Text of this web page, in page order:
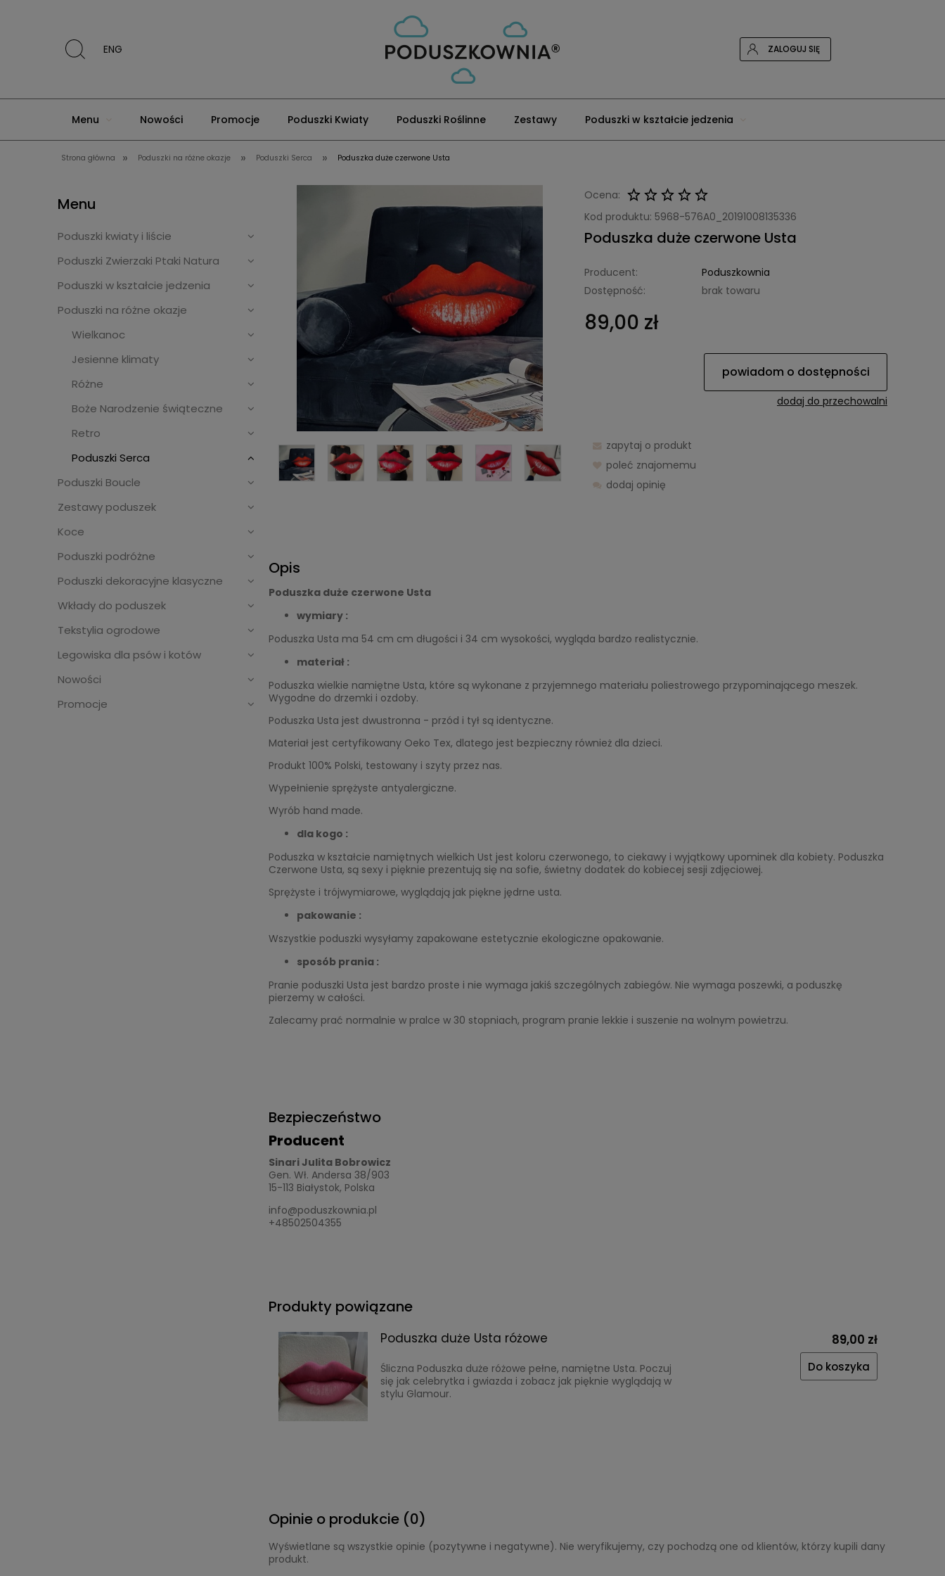
ENG ZALOGUJ SIĘ
Menu Nowości Promocje Poduszki Kwiaty Poduszki Roślinne Zestawy Poduszki w kształcie jedzenia
Poduszki dekoracyjne klasyczne O nas
Strona główna » Poduszki na różne okazje » Poduszki Serca » Poduszka duże czerwone Usta
Menu
Poduszki kwiaty i liście
Poduszki Zwierzaki Ptaki Natura
Poduszki w kształcie jedzenia
Poduszki na różne okazje
Wielkanoc
Jesienne klimaty
Różne
Boże Narodzenie świąteczne
Retro
Poduszki Serca
Poduszki Boucle
Zestawy poduszek
Koce
Poduszki podróżne
Poduszki dekoracyjne klasyczne
Wkłady do poduszek
Tekstylia ogrodowe
Legowiska dla psów i kotów
Nowości
Promocje
Ocena:
Kod produktu: 5968-576A0_20191008135336
Poduszka duże czerwone Usta
Producent:
Poduszkownia
Dostępność:
brak towaru
89,00 zł
powiadom o dostępności
dodaj do przechowalni
zapytaj o produkt
poleć znajomemu
dodaj opinię
Opis
Poduszka duże czerwone Usta
wymiary :
Poduszka Usta ma 54 cm cm długości i 34 cm wysokości, wygląda bardzo realistycznie.
materiał :
Poduszka wielkie namiętne Usta, które są wykonane z przyjemnego materiału poliestrowego przypominającego meszek.
Wygodne do drzemki i ozdoby.
Poduszka Usta jest dwustronna - przód i tył są identyczne.
Materiał jest certyfikowany Oeko Tex, dlatego jest bezpieczny również dla dzieci.
Produkt 100% Polski, testowany i szyty przez nas.
Wypełnienie sprężyste antyalergiczne.
Wyrób hand made.
dla kogo :
Poduszka w kształcie namiętnych wielkich Ust jest koloru czerwonego, to ciekawy i wyjątkowy upominek dla kobiety. Poduszka
Czerwone Usta, są sexy i pięknie prezentują się na sofie, świetny dodatek do kobiecej sesji zdjęciowej.
Sprężyste i trójwymiarowe, wyglądają jak piękne jędrne usta.
pakowanie :
Wszystkie poduszki wysyłamy zapakowane estetycznie ekologiczne opakowanie.
sposób prania :
Pranie poduszki Usta jest bardzo proste i nie wymaga jakiś szczególnych zabiegów. Nie wymaga poszewki, a poduszkę
pierzemy w całości.
Zalecamy prać normalnie w pralce w 30 stopniach, program pranie lekkie i suszenie na wolnym powietrzu.
Bezpieczeństwo
Producent
Sinari Julita Bobrowicz
Gen. Wł. Andersa 38/903
15-113 Białystok, Polska
info@poduszkownia.pl
+48502504355
Produkty powiązane
Poduszka duże Usta różowe
Śliczna Poduszka duże różowe pełne, namiętne Usta. Poczuj
się jak celebrytka i gwiazda i zobacz jak pięknie wyglądają w
stylu Glamour.
89,00 zł
Do koszyka
Opinie o produkcie (0)
Wyświetlane są wszystkie opinie (pozytywne i negatywne). Nie weryfikujemy, czy pochodzą one od klientów, którzy kupili dany
produkt.